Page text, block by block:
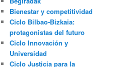
Bienestar y competitividad
Ciclo Bilbao-Bizkaia:
protagonistas del futuro
Ciclo Innovación y
Universidad
Ciclo Justicia para la